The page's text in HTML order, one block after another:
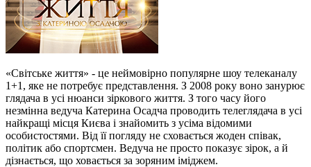
«Світське життя» - це неймовірно популярне шоу телеканалу
1+1, яке не потребує представлення. З 2008 року воно занурює
глядача в усі нюанси зіркового життя. З того часу його
незмінна ведуча Катерина Осадча проводить телеглядача в усі
найкращі місця Києва і знайомить з усіма відомими
особистостями. Від її погляду не сховається жоден співак,
політик або спортсмен. Ведуча не просто показує зірок, а й
дізнається, що ховається за зоряним іміджем.